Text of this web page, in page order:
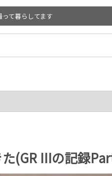
て暮らしてます
(GR IIIの記録